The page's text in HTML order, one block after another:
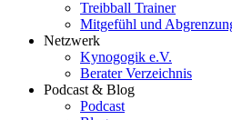
Treibball Trainer
Mitgefühl und
Netzwerk
Kynogogik e.V.
Berater Verzeichnis
Podcast & Blog
Podcast